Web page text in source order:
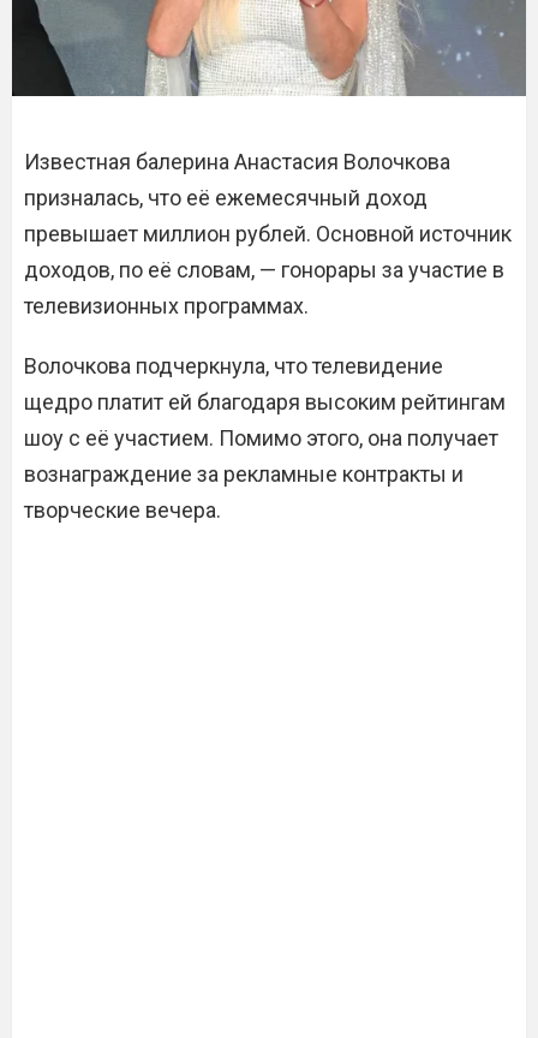
Известная балерина Анастасия Волочкова
призналась, что её ежемесячный доход
превышает миллион рублей. Основной источник
доходов, по её словам, — гонорары за участие в
телевизионных программах.
Волочкова подчеркнула, что телевидение
щедро платит ей благодаря высоким рейтингам
шоу с её участием. Помимо этого, она получает
вознаграждение за рекламные контракты и
творческие вечера.